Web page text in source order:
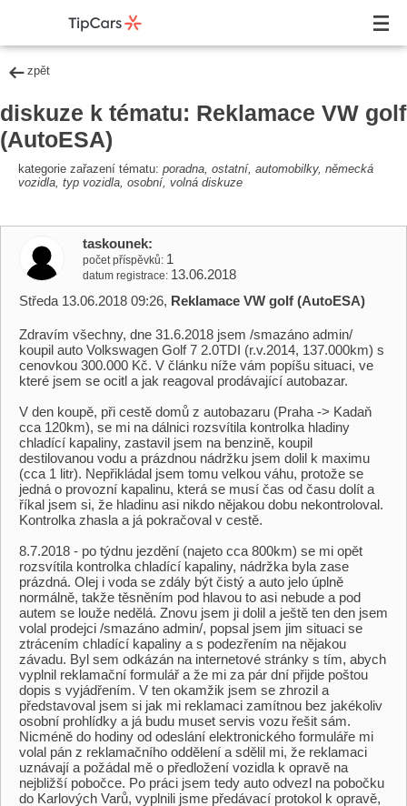
zpět
diskuze k tématu: Reklamace VW golf
(AutoESA)
kategorie zařazení tématu: poradna, ostatní, automobilky, německá
vozidla, typ vozidla, osobní, volná diskuze
taskounek
počet příspěvků 1
datum registrace 13.06.2018
Středa 13.06.2018 09:26, Reklamace VW golf (AutoESA)
Zdravím všechny, dne 31.6.2018 jsem /smazáno admin/
koupil auto Volkswagen Golf 7 2.0TDI (r.v.2014, 137.000km) s
cenovkou 300.000 Kč. V článku níže vám popíšu situaci, ve
které jsem se ocitl a jak reagoval prodávající autobazar.
V den koupě, při cestě domů z autobazaru (Praha -> Kadaň
cca 120km), se mi na dálnici rozsvítila kontrolka hladiny
chladící kapaliny, zastavil jsem na benzině, koupil
destilovanou vodu a prázdnou nádržku jsem dolil k maximu
(cca 1 litr). Nepřikládal jsem tomu velkou váhu, protože se
jedná o provozní kapalinu, která se musí čas od času dolít a
říkal jsem si, že hladinu asi nikdo nějakou dobu nekontroloval.
Kontrolka zhasla a já pokračoval v cestě.
8.7.2018 - po týdnu jezdění (najeto cca 800km) se mi opět
rozsvítila kontrolka chladící kapaliny, nádržka byla zase
prázdná. Olej i voda se zdály být čistý a auto jelo úplně
normálně, takže těsněním pod hlavou to asi nebude a pod
autem se louže nedělá. Znovu jsem ji dolil a ještě ten den jsem
volal prodejci /smazáno admin/, popsal jsem jim situaci se
ztrácením chladící kapaliny a s podezřením na nějakou
závadu. Byl sem odkázán na internetové stránky s tím, abych
vyplnil reklamační formulář a že mi za pár dní přijde poštou
dopis s vyjádřením. V ten okamžik jsem se zhrozil a
představoval jsem si jak mi reklamaci zamítnou bez jakékoliv
osobní prohlídky a já budu muset servis vozu řešit sám.
Nicméně do hodiny od odeslání elektronického formuláře mi
volal pán z reklamačního oddělení a sdělil mi, že reklamaci
uznávají a požádal mě o předložení vozidla k opravě na
nejbližší pobočce. Po práci jsem tedy auto odvezl na pobočku
do Karlových Varů, vyplnili jsme předávací protokol k opravě,